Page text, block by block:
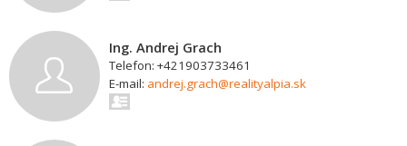
Ing. Andrej Grach
Telefon: +421903733461
E-mail: andrej.grach@realityalpia.sk